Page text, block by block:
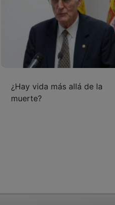
¿Hay vida más allá de la
muerte?